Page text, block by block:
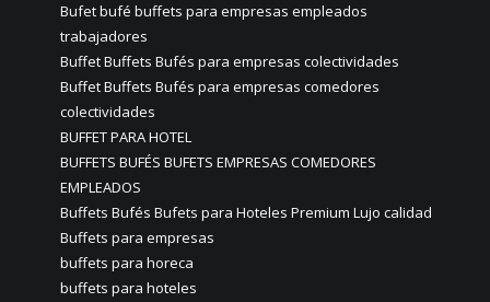
Bufet bufé buffets para empresas empleados
trabajadores
Buffet Buffets Bufés para empresas colectividades
Buffet Buffets Bufés para empresas comedores
colectividades
BUFFET PARA HOTEL
BUFFETS BUFÉS BUFETS EMPRESAS COMEDORES
EMPLEADOS
Buffets Bufés Bufets para Hoteles Premium Lujo calidad
Buffets para empresas
buffets para horeca
buffets para hoteles